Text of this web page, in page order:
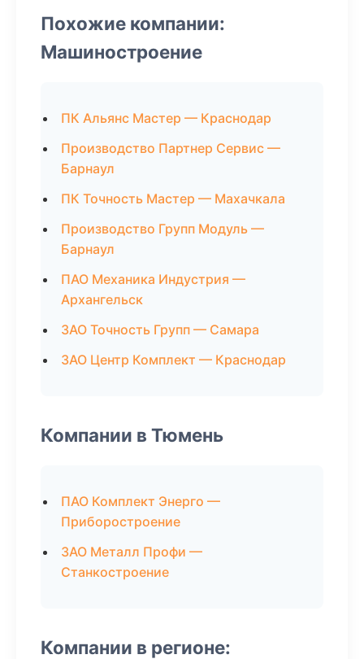
Похожие компании:
Машиностроение
ПК Альянс Мастер — Краснодар
Производство Партнер Сервис —
Барнаул
ПК Точность Мастер — Махачкала
Производство Групп Модуль —
Барнаул
ПАО Механика Индустрия —
Архангельск
ЗАО Точность Групп — Самара
ЗАО Центр Комплект — Краснодар
Компании в Тюмень
ПАО Комплект Энерго —
Приборостроение
ЗАО Металл Профи —
Станкостроение
Компании в регионе: